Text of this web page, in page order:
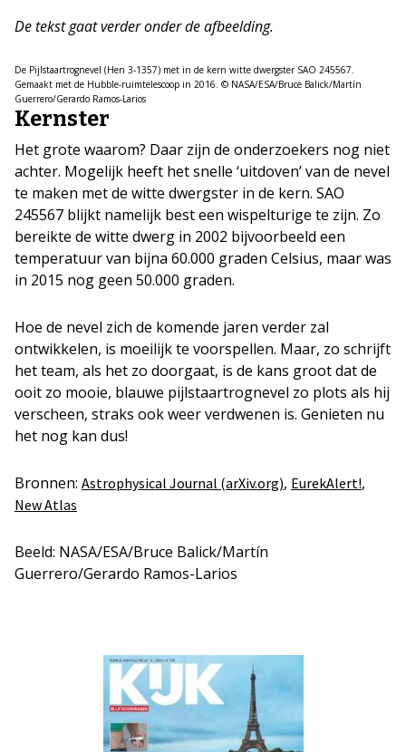
De tekst gaat verder onder de afbeelding.
De Pijlstaartrognevel (Hen 3-1357) met in de kern witte dwergster SAO 245567.
Gemaakt met de Hubble-ruimtelescoop in 2016. © NASA/ESA/Bruce Balick/Martín
Guerrero/Gerardo Ramos-Larios
Kernster
Het grote waarom? Daar zijn de onderzoekers nog niet
achter. Mogelijk heeft het snelle ‘uitdoven’ van de nevel
te maken met de witte dwergster in de kern. SAO
245567 blijkt namelijk best een wispelturige te zijn. Zo
bereikte de witte dwerg in 2002 bijvoorbeeld een
temperatuur van bijna 60.000 graden Celsius, maar was
in 2015 nog geen 50.000 graden.
Hoe de nevel zich de komende jaren verder zal
ontwikkelen, is moeilijk te voorspellen. Maar, zo schrijft
het team, als het zo doorgaat, is de kans groot dat de
ooit zo mooie, blauwe pijlstaartrognevel zo plots als hij
verscheen, straks ook weer verdwenen is. Genieten nu
het nog kan dus!
Bronnen: Astrophysical Journal (arXiv.org), EurekAlert!,
New Atlas
Beeld: NASA/ESA/Bruce Balick/Martín
Guerrero/Gerardo Ramos-Larios